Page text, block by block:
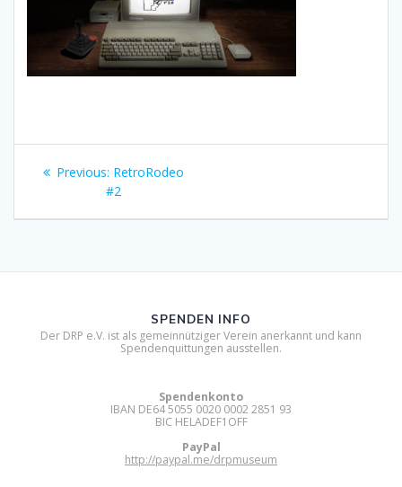
Beitragsnavigation
Previous: Previous
post:
RetroRodeo
#2
SPENDEN INFO
Der DRP e.V. ist als gemeinnütziger Verein anerkannt und kann
Spendenquittungen ausstellen.
Spendenkonto
IBAN DE64 5055 0020 0002 2851 93
BIC HELADEF1OFF
PayPal
http://paypal.me/drpmuseum